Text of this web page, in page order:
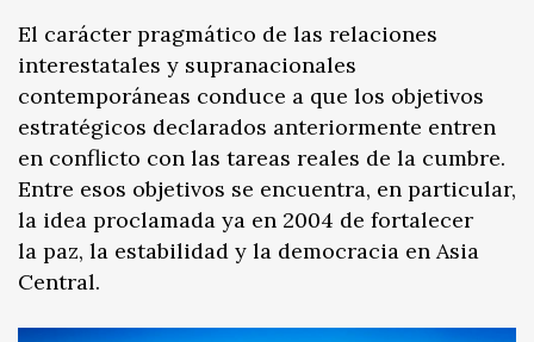
El carácter pragmático de las relaciones
interestatales y supranacionales
contemporáneas conduce a que los objetivos
estratégicos declarados anteriormente entren
en conflicto con las tareas reales de la cumbre.
Entre esos objetivos se encuentra, en particular,
la idea proclamada ya en 2004 de fortalecer
la paz, la estabilidad y la democracia en Asia
Central.